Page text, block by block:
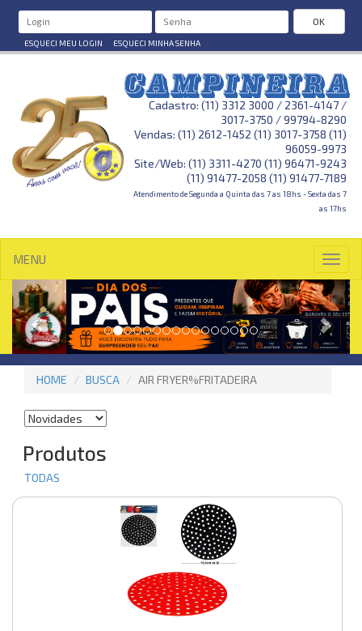
OK
ESQUECI MEU LOGIN ESQUECI MINHA SENHA
Cadastro: (11) 3312 3000 / 2361-4147 /
3017-3750 / 99794-8290
Vendas: (11) 2612-1452 (11) 3017-3758 (11)
96059-9973
Site/Web: (11) 3311-4270 (11) 96471-9243
(11) 91477-2058 (11) 91477-7189
Atendimento de Segunda a Quinta das 7 as 18hs - Sexta das 7
as 17hs
MENU
HOME BUSCA AIR FRYER%FRITADEIRA
Produtos
TODAS